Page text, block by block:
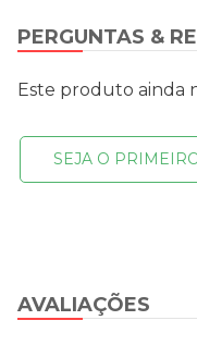
AVALIAÇÕES
PERGUNTAS &
Este produto ainda
SEJA O